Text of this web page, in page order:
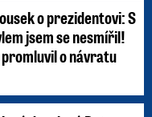
o prezidentovi: S
jsem se nesmířil!
o návratu